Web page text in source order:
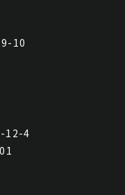
10
12-4